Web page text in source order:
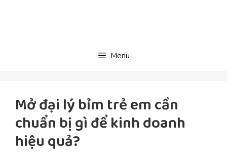
Menu
Mở đại lý bỉm trẻ em cần
chuẩn bị gì để kinh doanh
hiệu quả?